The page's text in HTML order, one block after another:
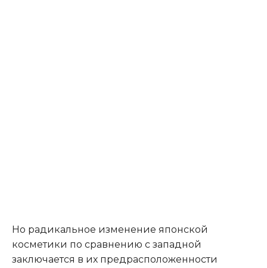
Но радикальное изменение японской
косметики по сравнению с западной
заключается в их предрасположенности